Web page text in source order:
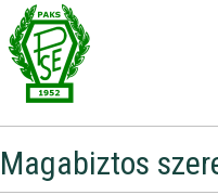
Magabiztos